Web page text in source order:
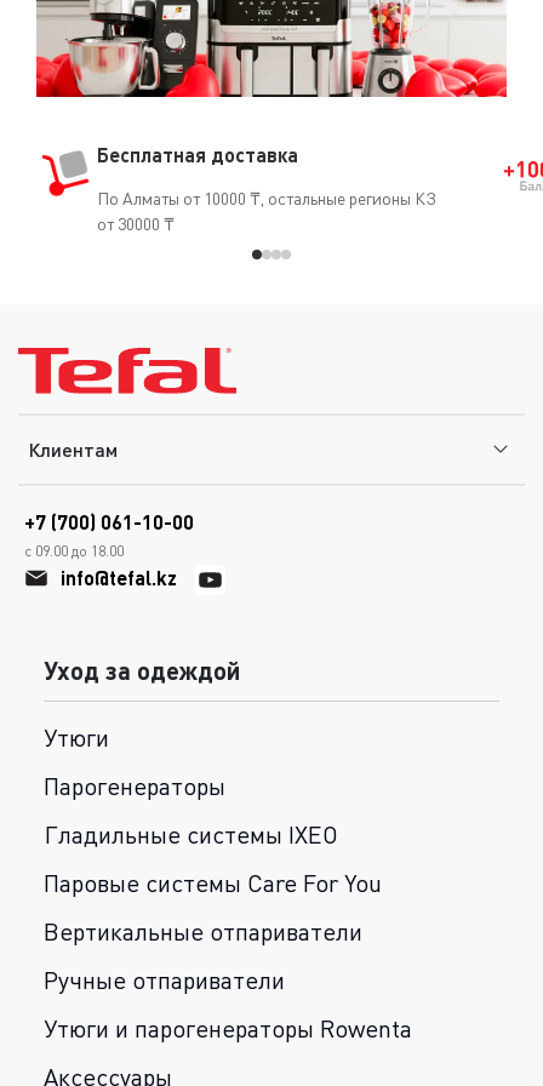
Бесплатная доставка
По Алматы от 10000 ₸, остальные регионы КЗ
от 30000 ₸
Клиентам
+7 (700) 061-10-00
с 09.00 до 18.00
info@tefal.kz
Уход за одеждой
Утюги
Парогенераторы
Гладильные системы IXEO
Паровые системы Care For You
Вертикальные отпариватели
Ручные отпариватели
Утюги и парогенераторы Rowenta
Аксессуары